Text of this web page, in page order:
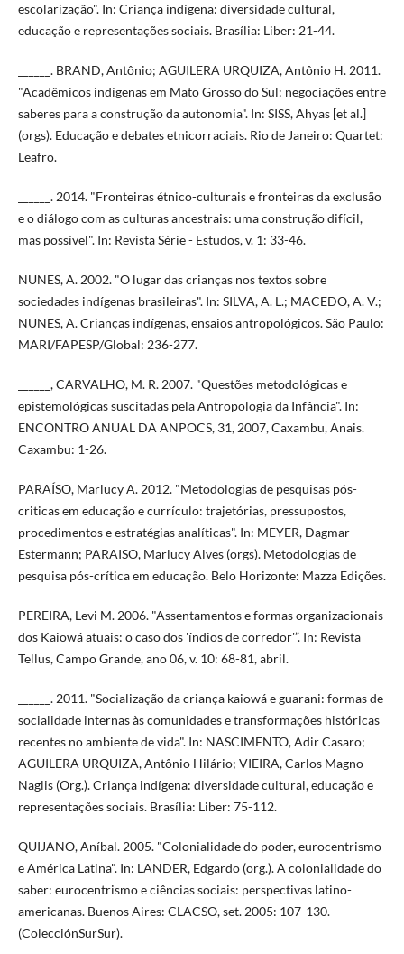
escolarização". In: Criança indígena: diversidade cultural,
educação e representações sociais. Brasília: Liber: 21-44.
______. BRAND, Antônio; AGUILERA URQUIZA, Antônio H. 2011.
"Acadêmicos indígenas em Mato Grosso do Sul: negociações entre
saberes para a construção da autonomia". In: SISS, Ahyas [et al.]
(orgs). Educação e debates etnicorraciais. Rio de Janeiro: Quartet:
Leafro.
______. 2014. "Fronteiras étnico-culturais e fronteiras da exclusão
e o diálogo com as culturas ancestrais: uma construção difícil,
mas possível". In: Revista Série - Estudos, v. 1: 33-46.
NUNES, A. 2002. "O lugar das crianças nos textos sobre
sociedades indígenas brasileiras". In: SILVA, A. L.; MACEDO, A. V.;
NUNES, A. Crianças indígenas, ensaios antropológicos. São Paulo:
MARI/FAPESP/Global: 236-277.
______, CARVALHO, M. R. 2007. "Questões metodológicas e
epistemológicas suscitadas pela Antropologia da Infância". In:
ENCONTRO ANUAL DA ANPOCS, 31, 2007, Caxambu, Anais.
Caxambu: 1-26.
PARAÍSO, Marlucy A. 2012. "Metodologias de pesquisas pós-
criticas em educação e currículo: trajetórias, pressupostos,
procedimentos e estratégias analíticas". In: MEYER, Dagmar
Estermann; PARAISO, Marlucy Alves (orgs). Metodologias de
pesquisa pós-crítica em educação. Belo Horizonte: Mazza Edições.
PEREIRA, Levi M. 2006. "Assentamentos e formas organizacionais
dos Kaiowá atuais: o caso dos 'índios de corredor'”. In: Revista
Tellus, Campo Grande, ano 06, v. 10: 68-81, abril.
______. 2011. "Socialização da criança kaiowá e guarani: formas de
socialidade internas às comunidades e transformações históricas
recentes no ambiente de vida". In: NASCIMENTO, Adir Casaro;
AGUILERA URQUIZA, Antônio Hilário; VIEIRA, Carlos Magno
Naglis (Org.). Criança indígena: diversidade cultural, educação e
representações sociais. Brasília: Liber: 75-112.
QUIJANO, Aníbal. 2005. "Colonialidade do poder, eurocentrismo
e América Latina". In: LANDER, Edgardo (org.). A colonialidade do
saber: eurocentrismo e ciências sociais: perspectivas latino-
americanas. Buenos Aires: CLACSO, set. 2005: 107-130.
(ColecciónSurSur).